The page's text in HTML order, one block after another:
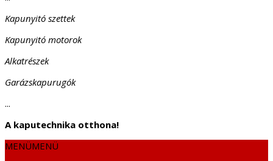
Kapunyitó szettek
Kapunyitó motorok
Alkatrészek
Garázskapurugók
...
A kaputechnika otthona!
MENÜMENÜ